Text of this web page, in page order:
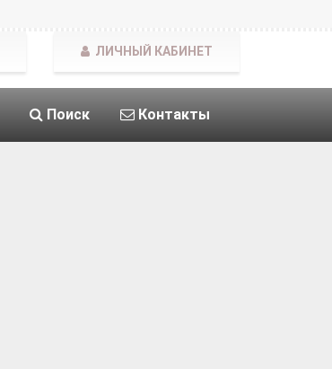
Поиск Контакты
ЛИЧНЫЙ КАБИНЕТ